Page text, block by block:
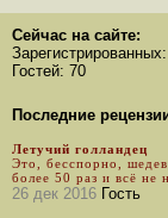
Сейчас на сайте:
Гостей: 70
Последние
Летучий голландец
Это, бесспорно,
более 50 раз и всё не
26 дек 2016 Гость